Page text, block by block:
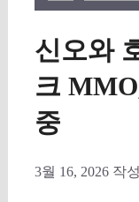
신오와
크
중
3월 16, 2026 작